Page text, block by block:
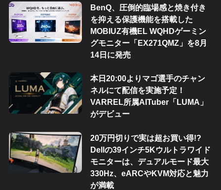
BenQ、圧倒的臨場感と焼き付き
を抑える保護機能を搭載した
MOBIUZ有機EL WQHDゲーミン
グモニター「EX271QMZ」を8月
14日に発売
本日20:00よりマゴ選手のチャン
ネルにて配信を実施予定！
VARREL所属AITuber「LUMA」
がデビュー
20万円切りで実は超お買い得!?
Dellの39インチ5Kウルトラワイド
モニターは、デュアルモード最大
330Hz、eARCやKVM対応と魅力
が満載